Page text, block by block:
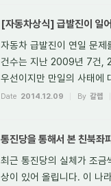
[자동차상식] 급발진이 일
자동차 급발진이 연일 문
건수는 지난 2009년 7건,
우선이지만 만일의 사태에
Date 2014.12.09 By 갈렙
통진당을 통해서 본 친북
최근 통진당의 실체가 조
상이 있어 올립니다. 이 나